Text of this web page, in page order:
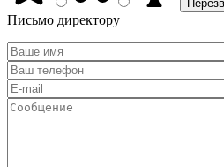
Письмо директору